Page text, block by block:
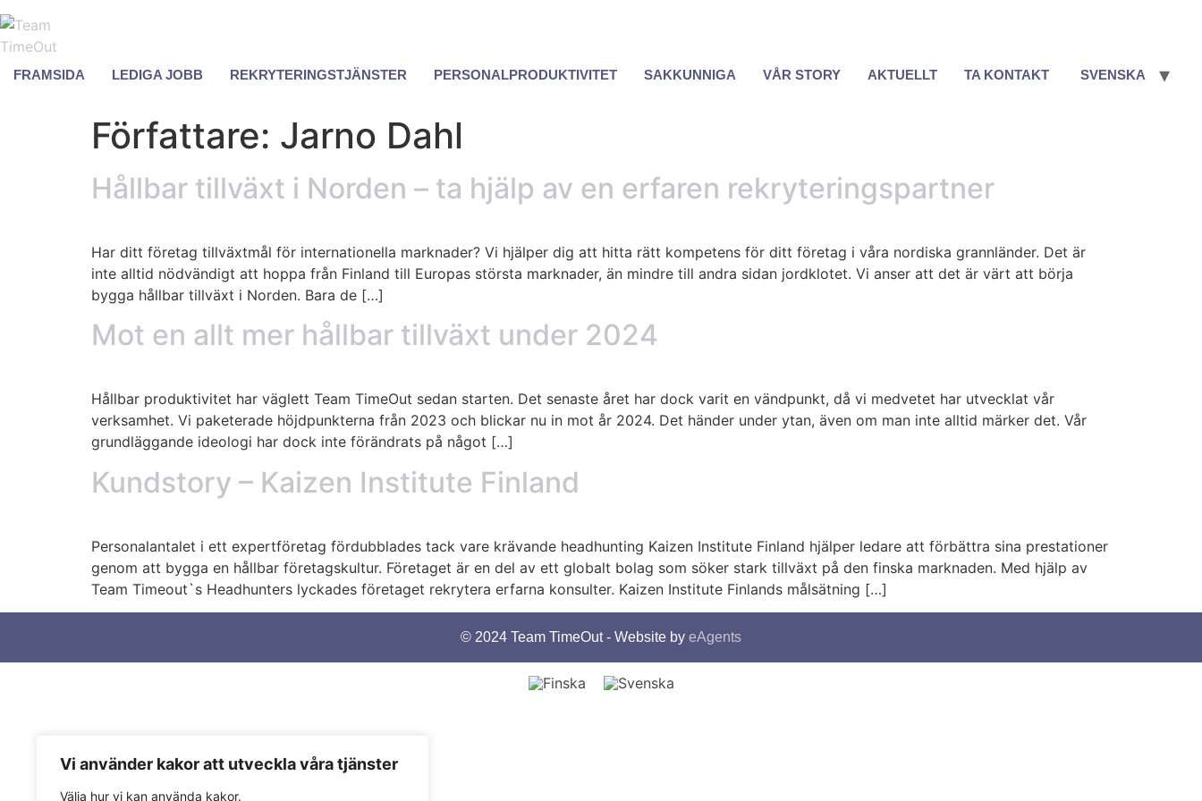
Vi använder kakor att utveckla våra tjänster
Välja hur vi kan använda kakor.
FRAMSIDA LEDIGA JOBB REKRYTERINGSTJÄNSTER PERSONALPRODUKTIVITET SAKKUNNIGA VÅR STORY AKTUELLT TA KONTAKT SVENSKA
Författare: Jarno Dahl
Hållbar tillväxt i Norden – ta hjälp av en erfaren rekryteringspartner
Har ditt företag tillväxtmål för internationella marknader? Vi hjälper dig att hitta rätt kompetens för ditt företag i våra nordiska grannländer. Det är
inte alltid nödvändigt att hoppa från Finland till Europas största marknader, än mindre till andra sidan jordklotet. Vi anser att det är värt att börja
bygga hållbar tillväxt i Norden. Bara de […]
Mot en allt mer hållbar tillväxt under 2024
Hållbar produktivitet har väglett Team TimeOut sedan starten. Det senaste året har dock varit en vändpunkt, då vi medvetet har utvecklat vår
verksamhet. Vi paketerade höjdpunkterna från 2023 och blickar nu in mot år 2024. Det händer under ytan, även om man inte alltid märker det. Vår
grundläggande ideologi har dock inte förändrats på något […]
Kundstory – Kaizen Institute Finland
Personalantalet i ett expertföretag fördubblades tack vare krävande headhunting Kaizen Institute Finland hjälper ledare att förbättra sina prestationer
genom att bygga en hållbar företagskultur. Företaget är en del av ett globalt bolag som söker stark tillväxt på den finska marknaden. Med hjälp av
Team Timeout`s Headhunters lyckades företaget rekrytera erfarna konsulter. Kaizen Institute Finlands målsätning […]
© 2024 Team TimeOut - Website by eAgents